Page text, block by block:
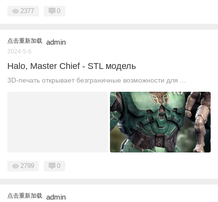
2377 0
点击重新加载 admin
2024-5-6
Halo, Master Chief - STL модель
3D-печать открывает безграничные возможности для ...
2799 0
点击重新加载 admin